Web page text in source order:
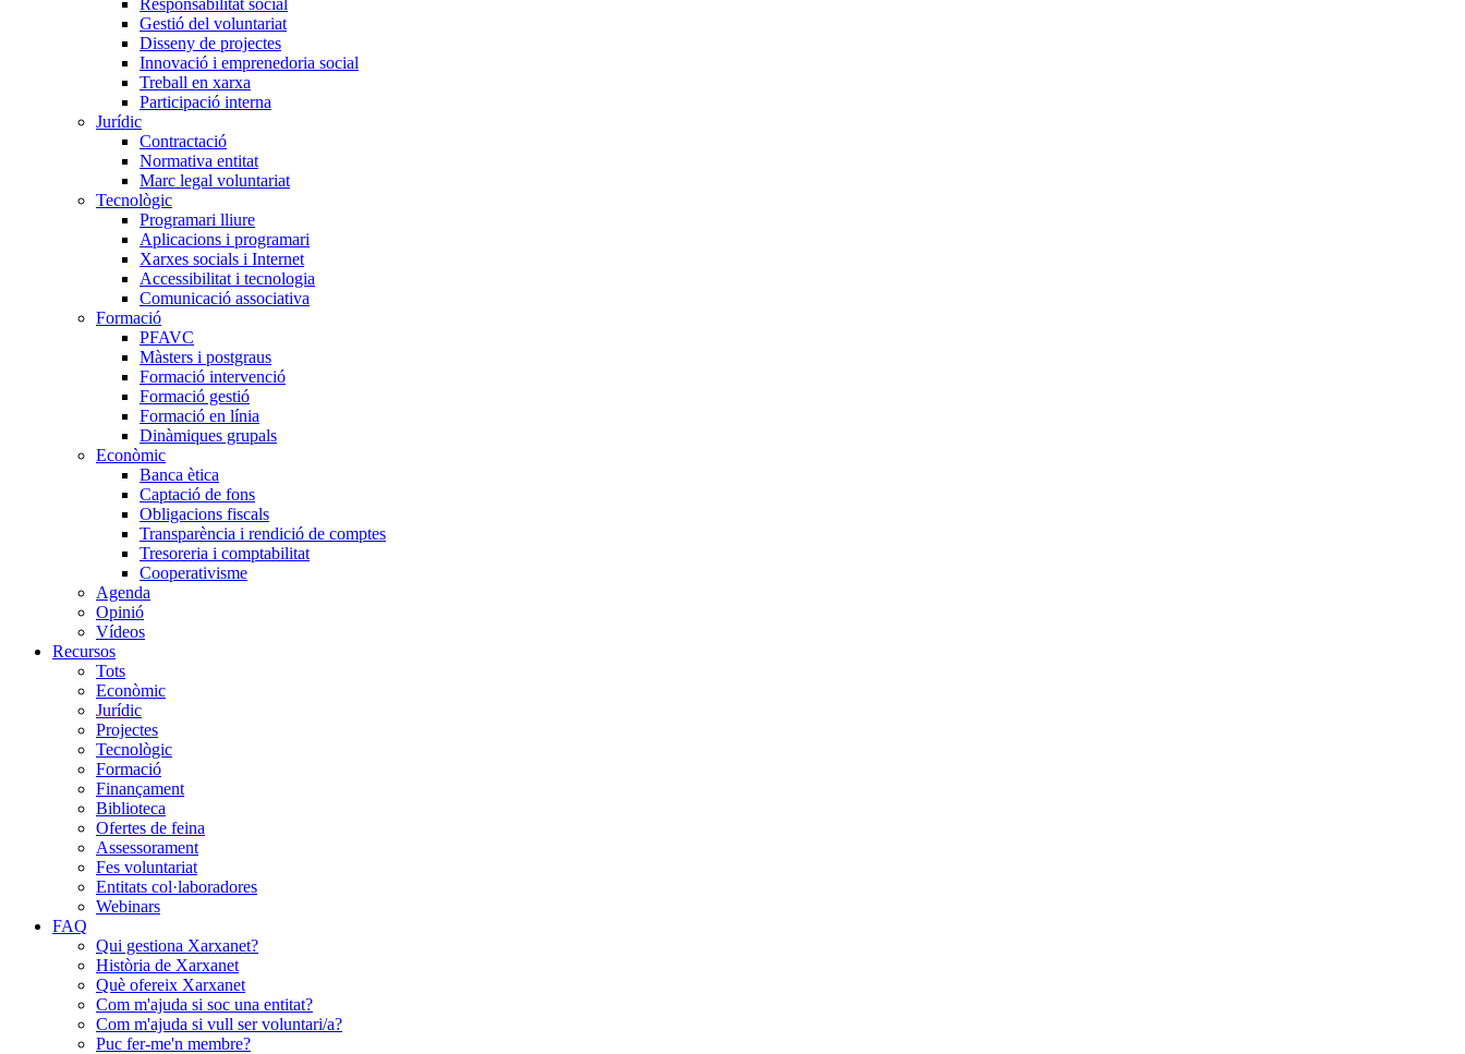
Responsabilitat social
Gestió del voluntariat
Disseny de projectes
Innovació i emprenedoria social
Treball en xarxa
Participació interna
Jurídic
Contractació
Normativa entitat
Marc legal voluntariat
Tecnològic
Programari lliure
Aplicacions i programari
Xarxes socials i Internet
Accessibilitat i tecnologia
Comunicació associativa
Formació
PFAVC
Màsters i postgraus
Formació intervenció
Formació gestió
Formació en línia
Dinàmiques grupals
Econòmic
Banca ètica
Captació de fons
Obligacions fiscals
Transparència i rendició de comptes
Tresoreria i comptabilitat
Cooperativisme
Agenda
Opinió
Vídeos
Recursos
Tots
Econòmic
Jurídic
Projectes
Tecnològic
Formació
Finançament
Biblioteca
Ofertes de feina
Assessorament
Fes voluntariat
Entitats col·laboradores
Webinars
FAQ
Qui gestiona Xarxanet?
Història de Xarxanet
Què ofereix Xarxanet
Com m'ajuda si soc una entitat?
Com m'ajuda si vull ser voluntari/a?
Puc fer-me'n membre?